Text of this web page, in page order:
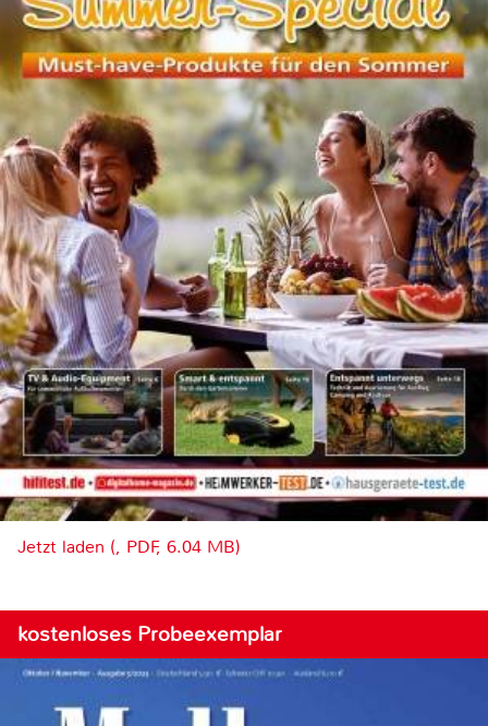
Jetzt laden (, PDF, 6.04 MB)
kostenloses Probeexemplar